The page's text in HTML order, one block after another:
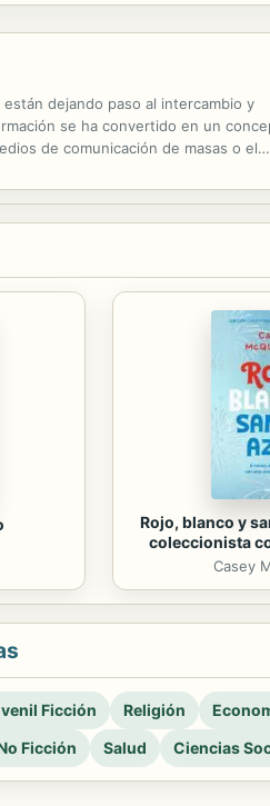
dejando paso al intercambio y
se ha convertido en un
de comunicación de masas o el
Rojo, blanco y
coleccionista
Casey
Ficción Religión
Ficción
Salud Ciencias